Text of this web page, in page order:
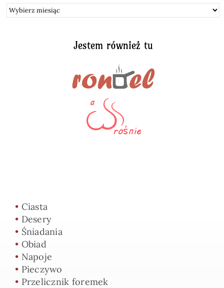
Archiwum
Jestem również tu
• Ciasta
• Desery
• Śniadania
• Obiad
• Napoje
• Pieczywo
• Przelicznik foremek